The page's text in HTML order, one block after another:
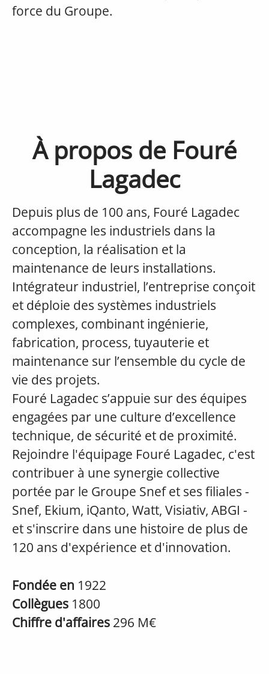
force du Groupe.
À propos de Fouré
Lagadec
Depuis plus de 100 ans, Fouré Lagadec
accompagne les industriels dans la
conception, la réalisation et la
maintenance de leurs installations.
Intégrateur industriel, l’entreprise conçoit
et déploie des systèmes industriels
complexes, combinant ingénierie,
fabrication, process, tuyauterie et
maintenance sur l’ensemble du cycle de
vie des projets.
Fouré Lagadec s’appuie sur des équipes
engagées par une culture d’excellence
technique, de sécurité et de proximité.
Rejoindre l'équipage Fouré Lagadec, c'est
contribuer à une synergie collective
portée par le Groupe Snef et ses filiales -
Snef, Ekium, iQanto, Watt, Visiativ, ABGI -
et s'inscrire dans une histoire de plus de
120 ans d'expérience et d'innovation.
Fondée en 1922
Collègues 1800
Chiffre d'affaires 296 M€